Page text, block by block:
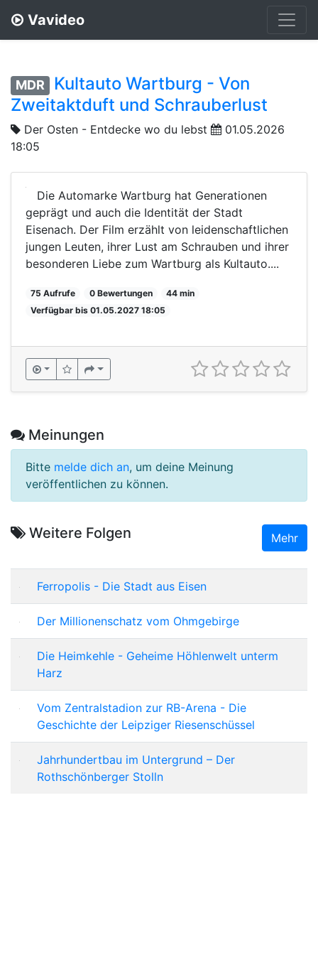
Vavideo
MDR
Kultauto Wartburg - Von
Zweitaktduft und Schrauberlust
Der Osten - Entdecke wo du lebst
01.05.2026
18:05
Die Automarke Wartburg hat Generationen
geprägt und auch die Identität der Stadt
Eisenach. Der Film erzählt von leidenschaftlichen
jungen Leuten, ihrer Lust am Schrauben und ihrer
besonderen Liebe zum Wartburg als Kultauto....
75 Aufrufe 0 Bewertungen
44 min
Verfügbar bis 01.05.2027 18:05
Meinungen
Bitte melde dich an, um deine Meinung
veröffentlichen zu können.
Weitere Folgen Mehr
Ferropolis - Die Stadt aus Eisen
Der Millionenschatz vom Ohmgebirge
Die Heimkehle - Geheime Höhlenwelt unterm
Harz
Vom Zentralstadion zur RB-Arena - Die
Geschichte der Leipziger Riesenschüssel
Jahrhundertbau im Untergrund – Der
Rothschönberger Stolln